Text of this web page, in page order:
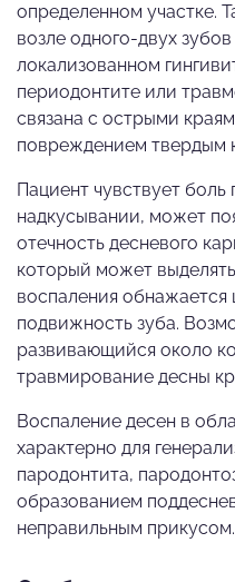
определенном участке.
возле одного-двух
локализованном
периодонтите или
связана с острыми
повреждением твердым
Пациент чувствует
надкусывании, может
отечность десневого
который может
воспаления обнажается
подвижность зуба.
развивающийся около
травмирование десны
Воспаление десен в
характерно для
пародонтита,
образованием
неправильным прикусом.